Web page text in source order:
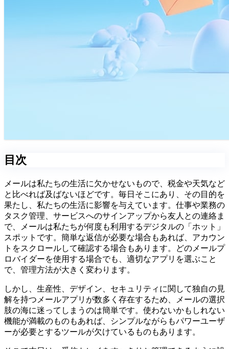
目次
メールは私たちの生活に欠かせないもので、税金や天気など
と比べれば及ばないほどです。毎日そこにあり、その目的を
果たし、私たちの生活に影響を与えています。仕事や業務の
タスク管理、サービスへのサインアップから友人との連絡ま
で、メールは私たちが何度も利用するデジタルの「ホット」
スポットです。簡単な返信が必要な場合もあれば、アカウン
トをスクロールして確認する場合もあります。どのメールプ
ロバイダーを使用する場合でも、適切なアプリを選ぶこと
で、管理方法が大きく変わります。
しかし、生産性、デザイン、セキュリティに関して独自の見
解を持つメールアプリが数多く存在するため、メールの選択
肢の海に迷ってしまうのは簡単です。使わないかもしれない
機能が満載のものもあれば、シンプルながらもパワーユーザ
ーが必要とするツールが欠けているものもあります。